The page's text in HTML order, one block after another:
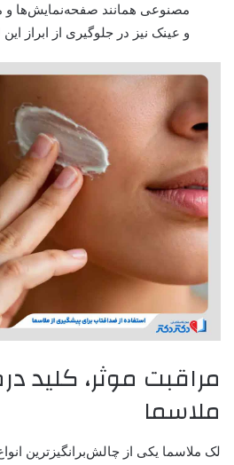
مصنوعی همانند صفحه‌نمایش‌ها و
و عینک نیز در جلوگیری از ابراز
مراقبت موثر، کلید
ملاسما
لک ملاسما یکی از چالش‌برانگیزترین